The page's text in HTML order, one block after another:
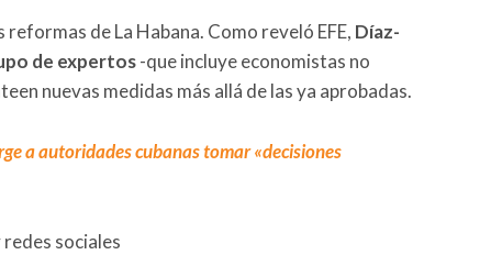
de La Habana. Como reveló EFE, Díaz-
de expertos-que incluye economistas no
nuevas medidas más allá de las ya aprobadas.
a autoridades cubanas tomar «decisiones
sociales